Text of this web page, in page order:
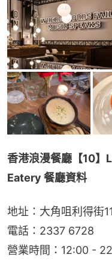
香港浪漫餐廳【10
Eatery 餐廳資料
地址：大角咀利得街
電話：2337 6728
營業時間：12:00 -